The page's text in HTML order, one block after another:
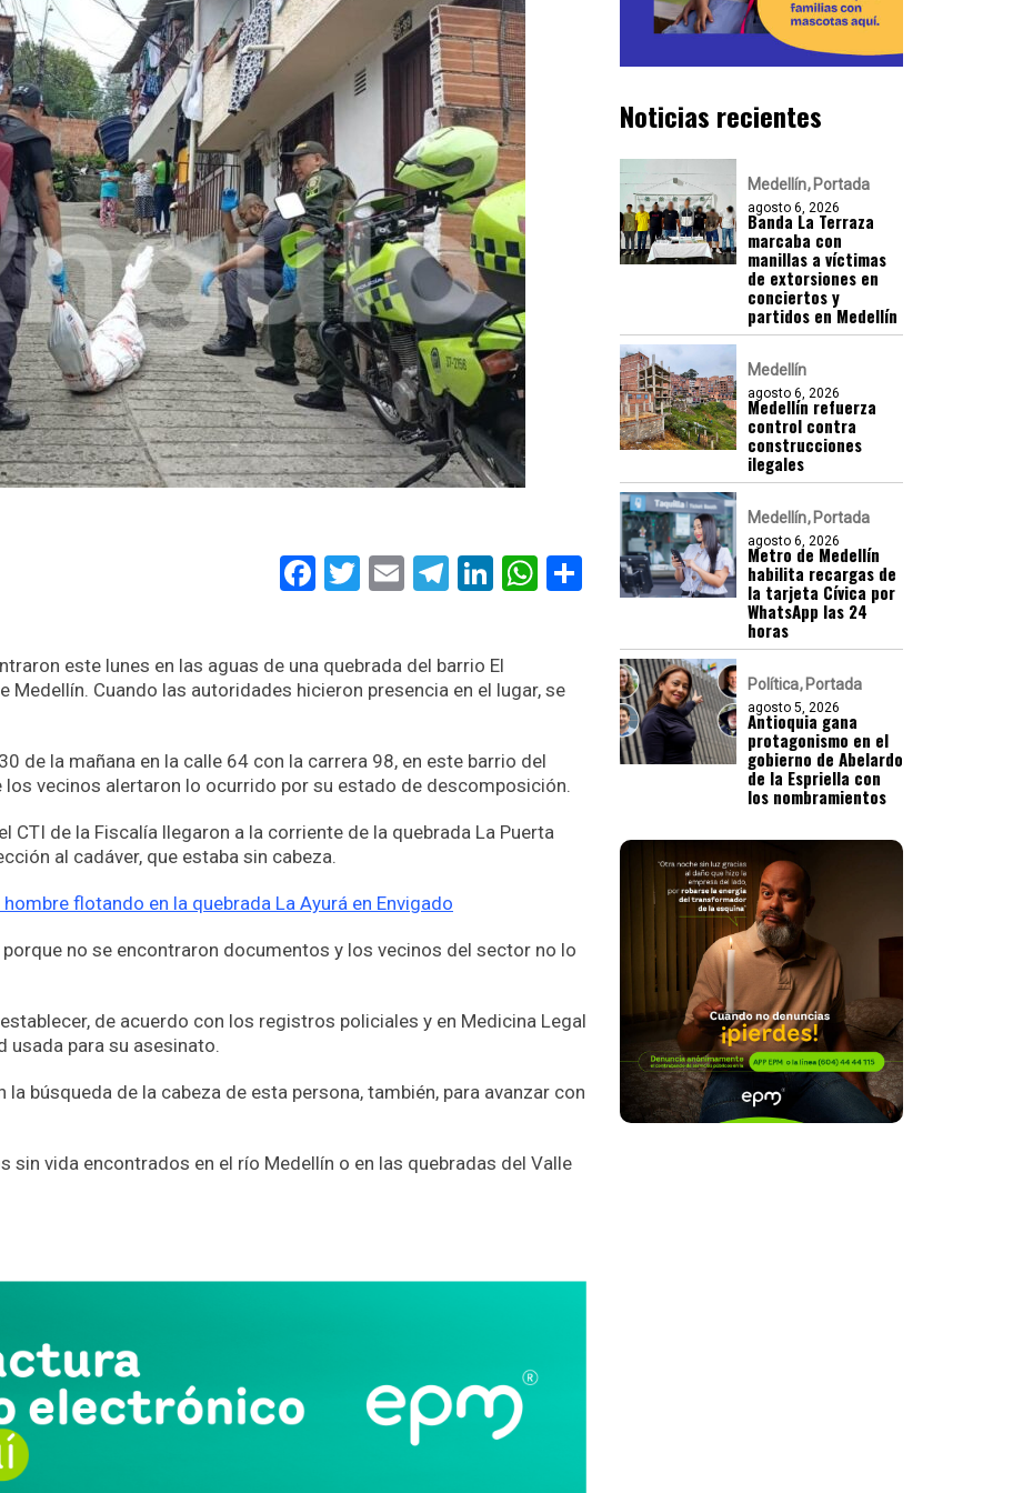
Facebook
Twitter
EmailTelegram
LinkedIn
WhatsApp
Compartir
este lunes en las aguas de una quebrada del barrio El
Medellín. Cuando las autoridades hicieron presencia en el lugar, se
de la mañana en la calle 64 con la carrera 98, en este barrio del
vecinos alertaron lo ocurrido por su estado de descomposición.
CTI de la Fiscalía llegaron a la corriente de la quebrada La Puerta
al cadáver, que estaba sin cabeza.
flotando en la quebrada La Ayurá en Envigado
no se encontraron documentos y los vecinos del sector no lo
de acuerdo con los registros policiales y en Medicina Legal
usada para su asesinato.
búsqueda de la cabeza de esta persona, también, para avanzar con
sin vida encontrados en el río Medellín o en las quebradas del Valle
Noticias recientes
Medellín Portada
agosto 6, 2026
Banda La Terraza
marcaba con
manillas a víctimas
de extorsiones en
conciertos y
partidos en Medellín
Medellín
agosto 6, 2026
Medellín refuerza
control contra
construcciones
ilegales
Medellín Portada
agosto 6, 2026
Metro de Medellín
habilita recargas de
la tarjeta Cívica por
WhatsApp las 24
horas
Política Portada
agosto 5, 2026
Antioquia gana
protagonismo en el
gobierno de Abelardo
de la Espriella con
los nombramientos